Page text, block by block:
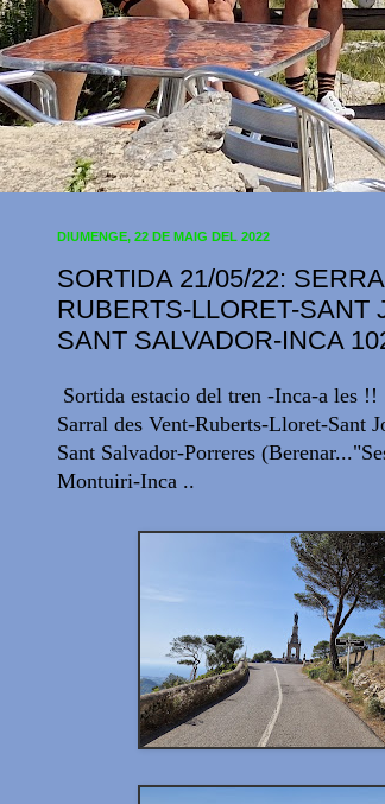
DIUMENGE, 22 DE MAIG DEL 2022
SORTIDA 21/05/22:
RUBERTS-LLORET-SANT
SANT SALVADOR-INCA
Sortida estacio del tren -Inca-a les
Sarral des Vent-Ruberts-Lloret-Sant
Sant Salvador-Porreres
Montuiri-Inca ..